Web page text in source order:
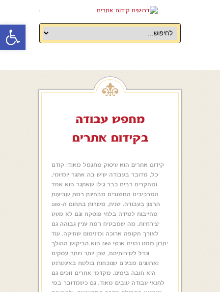
.
מחפש עבודה
בקידום אתרים
קידום אתרים הוא עיסוק מתגמל מאוד: קודם
כל, מדובר בעבודה שיש בה אתגר יומיומי,
ומחקרים רבים כבר גילו שאתגר הוא אחד
המרכיבים החשובים מבחינת רמת שביעות
הרצון בעבודה. שנית, משרות בתחום ה-seo
מחייבות למידה בלתי פוסקת וגם לא מעט
יצירתיות, מה שמבטיח רמת עניין גבוהה גם
לאורך תקופה ארוכה ומינימום שחיקה. עוד
יתרון ממנו נהנים אנשי seo הוא הביקוש ההולך
וגדל לשירותיהם, שכן יותר ויותר עסקים
וארגונים מבינים שנוכחות בולטת באינטרנט
היא חובה בימינו. מקדמי אתרים זוכים גם
לתנאי עבודה טובים מאוד, גם כשמדובר במי